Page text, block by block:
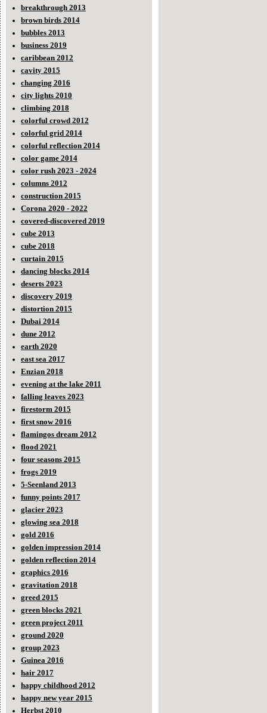
breakthrough 2013
brown birds 2014
bubbles 2013
business 2019
caribbean 2012
cavity 2015
changing 2016
city lights 2010
climbing 2018
colorful crowd 2012
colorful grid 2014
colorful reflection 2014
color game 2014
color rush 2023 - 2024
columns 2012
construction 2015
Corona 2020 - 2022
covered-discovered 2019
cube 2013
cube 2018
curtain 2015
dancing blocks 2014
deserts 2023
discovery 2019
distortion 2015
Dubai 2014
dune 2012
earth 2020
east sea 2017
Enzian 2018
evening at the lake 2011
falling leaves 2023
firestorm 2015
first snow 2016
flamingos dream 2012
flood 2021
four seasons 2015
frogs 2019
5-Seenland 2013
funny points 2017
glacier 2023
glowing sea 2018
gold 2016
golden impression 2014
golden reflection 2014
graphics 2016
gravitation 2018
greed 2015
green blocks 2021
green project 2011
ground 2020
group 2023
Guinea 2016
hair 2017
happy childhood 2012
happy new year 2015
Herbst 2010